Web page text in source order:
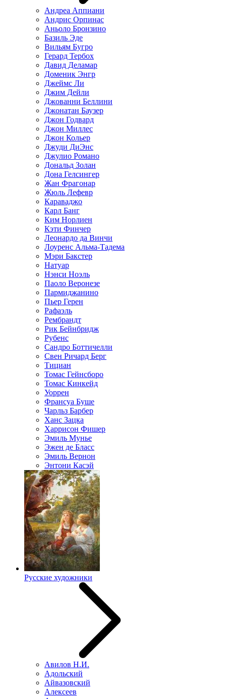
Андреа Аппиани
Андрис Орпинас
Аньоло Бронзино
Базиль Эде
Вильям Бугро
Герард Тербох
Давид Деламар
Доменик Энгр
Джеймс Ли
Джим Дейли
Джованни Беллини
Джонатан Баузер
Джон Годвард
Джон Миллес
Джон Кольер
Джуди ДиЭнс
Джулио Романо
Дональд Золан
Дона Гелсингер
Жан Фрагонар
Жюль Лефевр
Караваджо
Карл Банг
Ким Норлиен
Кэти Финчер
Леонардо да Винчи
Лоуренс Альма-Тадема
Мэри Бакстер
Натуар
Нэнси Ноэль
Паоло Веронезе
Пармиджанино
Пьер Герен
Рафаэль
Рембрандт
Рик Бейнбридж
Рубенс
Сандро Боттичелли
Свен Ричард Берг
Тициан
Томас Гейнсборо
Томас Кинкейд
Уоррен
Франсуа Буше
Чарльз Барбер
Ханс Зацка
Харрисон Фишер
Эмиль Мунье
Эжен де Бласс
Эмиль Вернон
Энтони Касэй
Русские художники
Авилов Н.И.
Адольский
Айвазовский
Алексеев